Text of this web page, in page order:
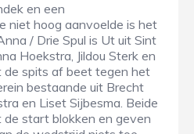
en een
niet hoog aanvoelde is het
/ Drie Spul is Ut uit Sint
Hoekstra, Jildou Sterk en
spits af beet tegen het
bestaande uit Brecht
en Liset Sijbesma. Beide
start blokken en geven